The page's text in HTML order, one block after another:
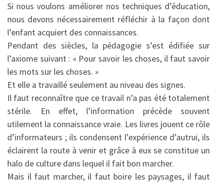
Si nous voulons améliorer nos techniques d’éducation,
nous devons nécessairement réfléchir à la façon dont
l’enfant acquiert des connaissances.
Pendant des siècles, la pédagogie s’est édifiée sur
l’axiome suivant : « Pour savoir les choses, il faut savoir
les mots sur les choses. »
Et elle a travaillé seulement au niveau des signes.
Il faut reconnaître que ce travail n’a pas été totalement
stérile. En effet, l’information précède souvent
utilement la connaissance vraie. Les livres jouent ce rôle
d’informateurs ; ils condensent l’expérience d’autrui, ils
éclairent la route à venir et grâce à eux se constitue un
halo de culture dans lequel il fait bon marcher.
Mais il faut marcher, il faut boire les paysages, il faut